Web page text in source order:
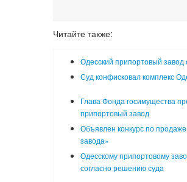
Читайте также:
Одесский припортовый завод
Суд конфисковал комплекс
Глава Фонда госимущества
припортовый завод
Объявлен конкурс по
завода»
Одесскому припортовому
согласно решению суда